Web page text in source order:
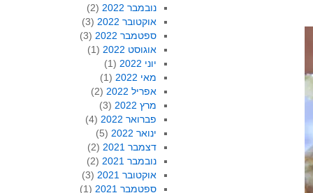
נובמבר 2022
(2)
אוקטובר 2022
(3)
ספטמבר 2022
(3)
אוגוסט 2022
(1)
יוני 2022
(1)
מאי 2022
(1)
אפריל 2022
(2)
מרץ 2022
(3)
פברואר 2022
(4)
ינואר 2022
(5)
דצמבר 2021
(2)
נובמבר 2021
(2)
אוקטובר 2021
(3)
ספטמבר 2021
(1)